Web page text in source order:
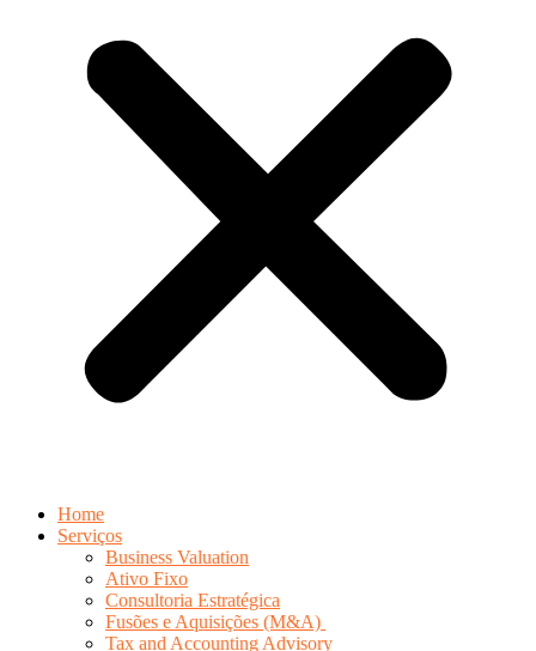
Home
Serviços
Business Valuation
Ativo Fixo
Consultoria Estratégica
Fusões e Aquisições (M&A)
Tax and Accounting Advisory